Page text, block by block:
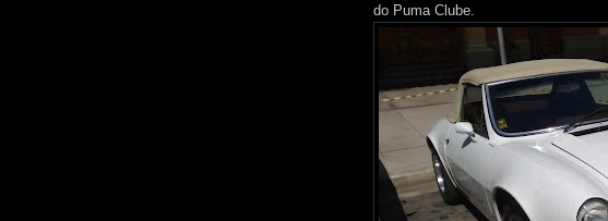
do Puma Clube.